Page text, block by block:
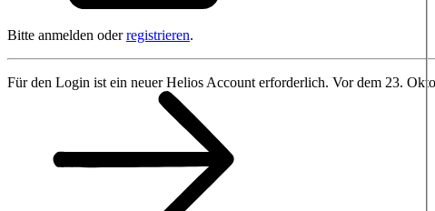
Bitte anmelden oderregistrieren.
Für den Login ist ein neuer Helios Account erforderlich. Vor dem 23.